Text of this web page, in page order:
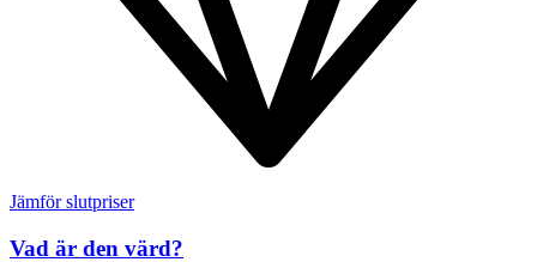
Jämför slutpriser
Vad är den värd?